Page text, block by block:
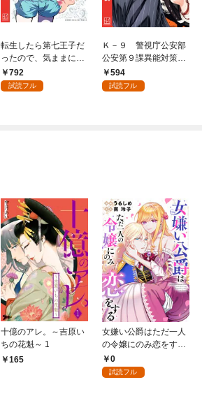
転生したら第七王子だ
ったので、気ままに魔
術を極めます（１）
792
試読フル
Ｋ－９ 警視庁公安部
公安第９課異能対策係
（１）
594
試読フル
十億のアレ。～吉原い
ちの花魁～ 1
165
女嫌い公爵はただ一人
の令嬢にのみ恋をする
（分冊版）第１話
0
試読フル